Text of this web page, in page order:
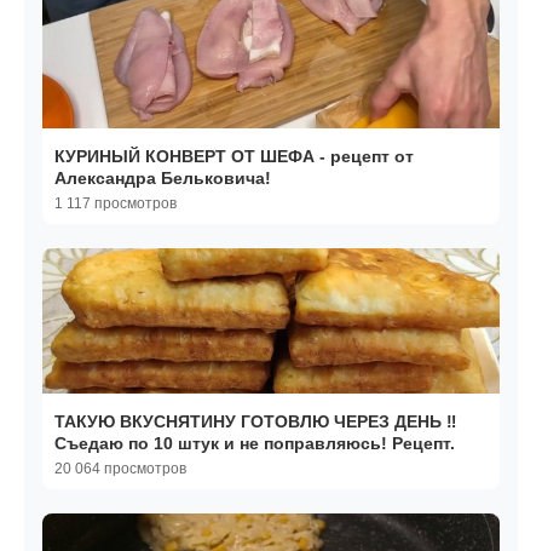
КУРИНЫЙ КОНВЕРТ ОТ ШЕФА - рецепт от
Александра Бельковича!
1 117 просмотров
ТАКУЮ ВКУСНЯТИНУ ГОТОВЛЮ ЧЕРЕЗ ДЕНЬ ‼️
Съедаю по 10 штук и не поправляюсь! Рецепт.
20 064 просмотров